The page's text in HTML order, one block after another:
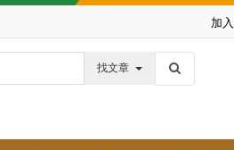
加
找文章